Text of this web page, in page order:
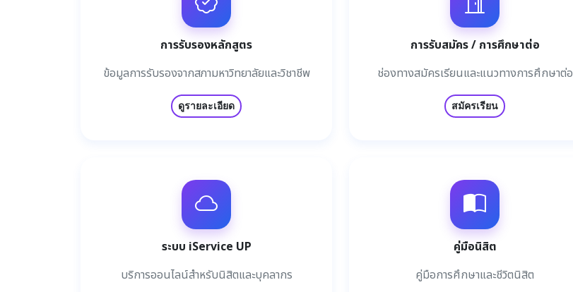
การรับรองหลักสูตร
ข้อมูลการรับรองจากสภามหาวิทยาลัยและวิชาชีพ
ดูรายละเอียด
การรับสมัคร / การศึกษาต่อ
ช่องทางสมัครเรียนและแนวทางการศึกษาต่อ
สมัครเรียน
ระบบ iService UP
บริการออนไลน์สำหรับนิสิตและบุคลากร
คู่มือนิสิต
คู่มือการศึกษาและชีวิตนิสิต